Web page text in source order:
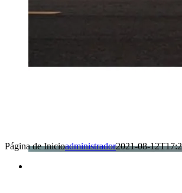
Página de Inicioadministrador2021-08-